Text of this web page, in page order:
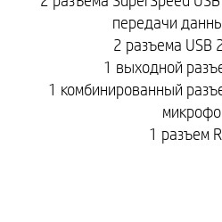
передачи
2 разъема USB
1 выходной
1 комбинированный
1 разъем